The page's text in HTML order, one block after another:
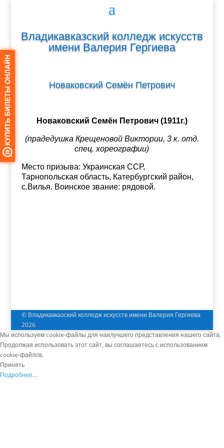
Владикавказский колледж искусств
имени Валерия Гергиева
Новаковский Семён Петрович
Новаковский Семён Петрович (1911г.)
(прадедушка Крещеновой Виктории, 3 к. отд.
спец. хореографии)
Место призыва: Украинская ССР,
Тарнопольская область, Катербургский район,
с.Вилья. Воинское звание: рядовой.
© Владикавказский колледж искусств имени Валерия Гергиева
2026
Мы используем cookie-файлы для наилучшего представления нашего сайта.
Продолжая использовать этот сайт, вы соглашаетесь с использованием
cookie-файлов.
Принять
Подробнее…